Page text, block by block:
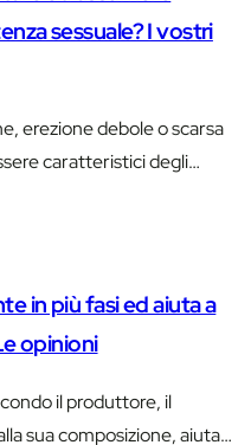
sessuale? I vostri
erezione debole o scarsa
caratteristici degli
in più fasi ed aiuta a
opinioni
il produttore, il
sua composizione, aiuta